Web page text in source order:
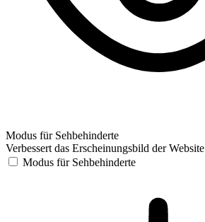
Modus für Sehbehinderte
Verbessert das Erscheinungsbild der Website
Modus für Sehbehinderte